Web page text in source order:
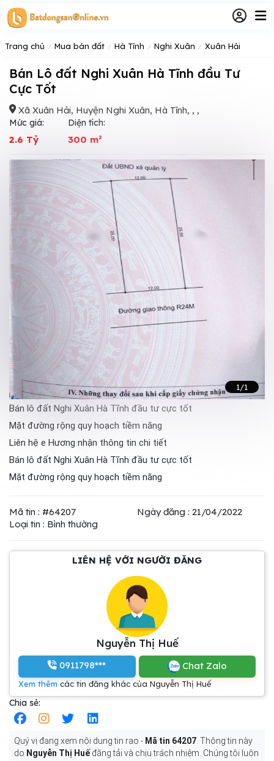
Trang chủ Mua bán đất Hà Tĩnh Nghi Xuân Xuân Hải
Bán Lô đất Nghi Xuân Hà Tĩnh đầu Tư
Cực Tốt
Xã Xuân Hải, Huyện Nghi Xuân, Hà Tĩnh, , ,
Mức giá:
2.6 Tỷ
Diện tích:
300 m²
1/1
Bán lô đất Nghi Xuân Hà Tĩnh đầu tư cực tốt
Mặt đường rộng quy hoạch tiềm năng
Liên hệ e Hương nhận thông tin chi tiết
Bán lô đất Nghi Xuân Hà Tĩnh đầu tư cực tốt
Mặt đường rộng quy hoạch tiềm năng
Mã tin : #64207
Ngày đăng : 21/04/2022
Loại tin : Bình thường
LIÊN HỆ VỚI NGƯỜI ĐĂNG
Nguyễn Thị Huế
0911798*** Chat Zalo
Xem thêm các tin đăng khác của Nguyễn Thị Huế
Chia sẻ:
Quý vị đang xem nội dung tin rao - Mã tin 64207 . Thông tin này
do Nguyễn Thị Huế đăng tải và chịu trách nhiệm. Chúng tôi luôn